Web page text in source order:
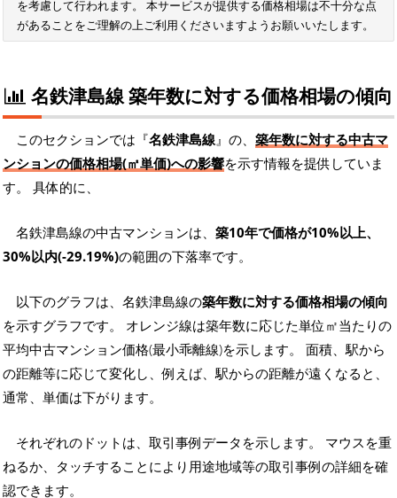
を考慮して行われます。 本サービスが提供する価格相場は不十分な点
があることをご理解の上ご利用くださいますようお願いいたします。
名鉄津島線 築年数に対する価格相場の傾向
このセクションでは『名鉄津島線』の、 築年数に対する中古マ
ンションの価格相場(㎡単価)への影響を示す情報を提供していま
す。 具体的に、
名鉄津島線の中古マンションは、 築10年で価格が10%以上、
30%以内(-29.19%)の範囲の下落率です。
以下のグラフは、名鉄津島線の築年数に対する価格相場の傾向
を示すグラフです。 オレンジ線は築年数に応じた単位㎡当たりの
平均中古マンション価格(最小乖離線)を示します。 面積、駅から
の距離等に応じて変化し、例えば、駅からの距離が遠くなると、
通常、単価は下がります。
それぞれのドットは、取引事例データを示します。 マウスを重
ねるか、タッチすることにより用途地域等の取引事例の詳細を確
認できます。